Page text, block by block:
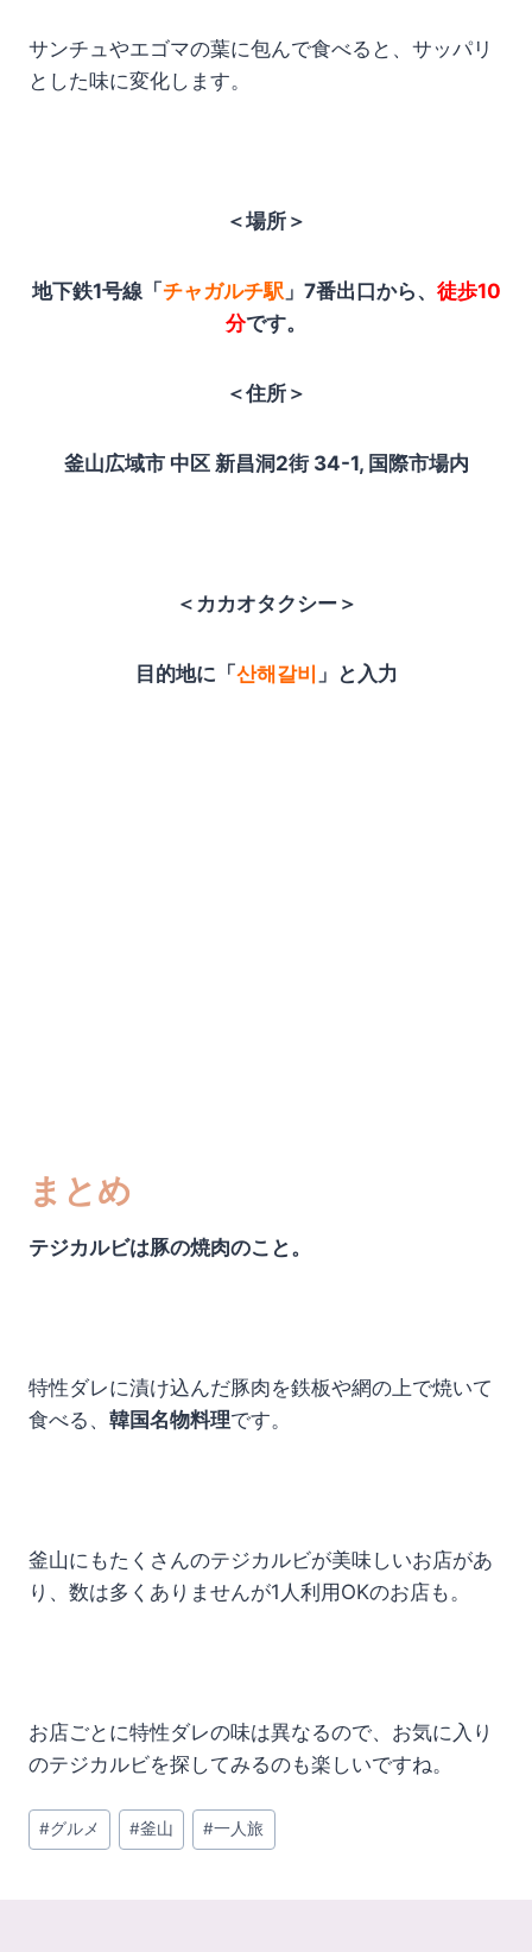
サンチュやエゴマの葉に包んで食べると、サッパリ
とした味に変化します。
＜場所＞
地下鉄1号線「 チャガルチ駅」7番出口から、 徒歩10
分です。
＜住所＞
釜山広域市 中区 新昌洞2街 34-1, 国際市場内
＜カカオタクシー＞
目的地に「 산해갈비 」と入力
まとめ
テジカルビは豚の焼肉のこと。
特性ダレに漬け込んだ豚肉を鉄板や網の上で焼いて
食べる、 韓国名物料理です。
釜山にもたくさんのテジカルビが美味しいお店があ
り、数は多くありませんが1人利用OKのお店も。
お店ごとに特性ダレの味は異なるので、お気に入り
のテジカルビを探してみるのも楽しいですね。
投
稿
#グルメ #釜山 #一人旅